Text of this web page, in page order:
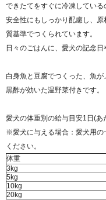
できたてをすぐに冷凍している
安全性にもしっかり配慮し、
質基準でつくられています。
日々のごはんに、愛犬の記念日
白身魚と豆腐でつくった、魚が
黒酢が効いた温野菜付きです。
愛犬の体重別の給与目安1日(あ
※愛犬に与える場合：愛犬用の
ください。
体重
3kg
5kg
10kg
20kg